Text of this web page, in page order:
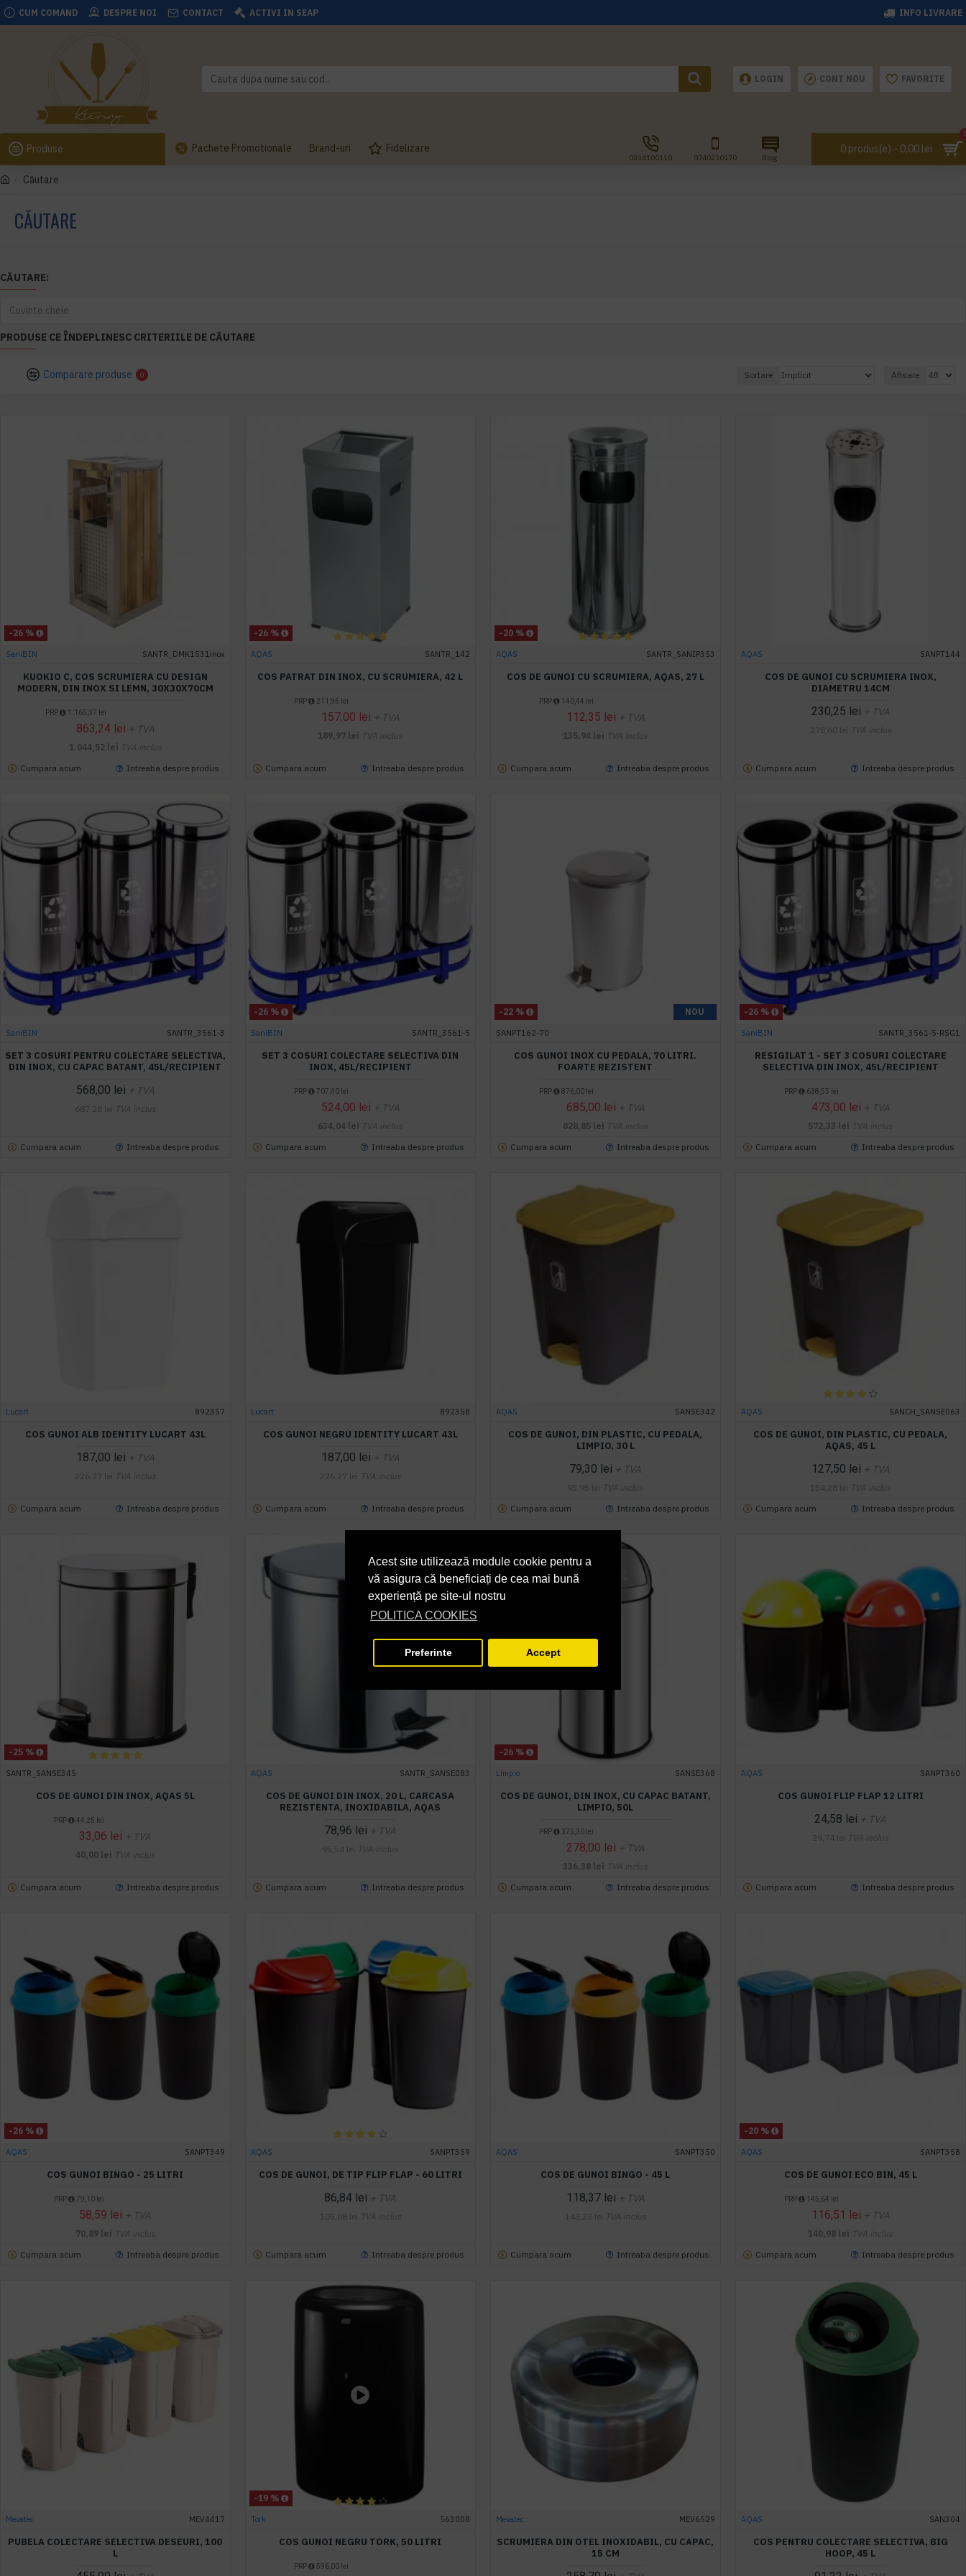
Acest site utilizează module cookie pentru a
vă asigura că beneficiați de cea mai bună
experiență pe site-ul nostru
POLITICA COOKIES
Preferinte Accept
CUM COMAND DESPRE NOI CONTACT ACTIVI IN SEAP INFO LIVRARE
LOGIN CONT NOU FAVORITE
Produse Pachete Promotionale Brand-uri Fidelizare
0314100110 0740230170 Blog
0 produs(e) - 0,00 lei
Căutare
CĂUTARE
CĂUTARE:
PRODUSE CE ÎNDEPLINESC CRITERIILE DE CĂUTARE
Comparare produse 0 Sortare Afisare
-26 %
SaniBIN SANTR_DMK1531inox
KUOKIO C, COS SCRUMIERA CU DESIGN
MODERN, DIN INOX SI LEMN, 30X30X70CM
PRP 1.165,37 lei
863,24 lei + TVA
1.044,52 lei TVA inclus
Cumpara acum
Intreaba despre produs
-26 %
AQAS SANTR_142
COS PATRAT DIN INOX, CU SCRUMIERA, 42 L
PRP 211,95 lei
157,00 lei + TVA
189,97 lei TVA inclus
Cumpara acum Intreaba despre produs
-20 %
AQAS SANTR_SANIP353
COS DE GUNOI CU SCRUMIERA, AQAS, 27 L
PRP 140,44 lei
112,35 lei + TVA
135,94 lei TVA inclus
Cumpara acum Intreaba despre produs
AQAS SANPT144
COS DE GUNOI CU SCRUMIERA INOX,
DIAMETRU 14CM
230,25 lei + TVA
278,60 lei TVA inclus
Cumpara acum Intreaba despre produs
SaniBIN SANTR_3561-3
SET 3 COSURI PENTRU COLECTARE SELECTIVA,
DIN INOX, CU CAPAC BATANT, 45L/RECIPIENT
568,00 lei + TVA
687,28 lei TVA inclus
Cumpara acum Intreaba despre produs
-26 %
SaniBIN SANTR_3561-5
SET 3 COSURI COLECTARE SELECTIVA DIN
INOX, 45L/RECIPIENT
PRP 707,40 lei
524,00 lei + TVA
634,04 lei TVA inclus
Cumpara acum
Intreaba despre produs
NOU
-22 %
SANPT162-70
COS GUNOI INOX CU PEDALA, 70 LITRI.
FOARTE REZISTENT
PRP 876,00 lei
685,00 lei + TVA
828,85 lei TVA inclus
Cumpara acum
Intreaba despre produs
-26 %
SaniBIN SANTR_3561-5-RSG1
RESIGILAT 1 - SET 3 COSURI COLECTARE
SELECTIVA DIN INOX, 45L/RECIPIENT
PRP 638,55 lei
473,00 lei + TVA
572,33 lei TVA inclus
Cumpara acum
Intreaba despre produs
Lucart 892357
COS GUNOI ALB IDENTITY LUCART 43L
187,00 lei + TVA
226,27 lei TVA inclus
Cumpara acum Intreaba despre produs
Lucart 892358
COS GUNOI NEGRU IDENTITY LUCART 43L
187,00 lei + TVA
226,27 lei TVA inclus
Cumpara acum Intreaba despre produs
AQAS SANSE342
COS DE GUNOI, DIN PLASTIC, CU PEDALA,
LIMPIO, 30 L
79,30 lei + TVA
95,95 lei TVA inclus
Cumpara acum
Intreaba despre produs
AQAS SANCH_SANSE063
COS DE GUNOI, DIN PLASTIC, CU PEDALA,
AQAS, 45 L
127,50 lei + TVA
154,28 lei TVA inclus
Cumpara acum
Intreaba despre produs
-25 %
SANTR_SANSE345
COS DE GUNOI DIN INOX, AQAS 5L
PRP 44,25 lei
33,06 lei + TVA
40,00 lei TVA inclus
Cumpara acum Intreaba despre produs
AQAS SANTR_SANSE083
COS DE GUNOI DIN INOX, 20 L, CARCASA
REZISTENTA, INOXIDABILA, AQAS
78,96 lei + TVA
95,54 lei TVA inclus
Cumpara acum Intreaba despre produs
-26 %
Limpio SANSE368
COS DE GUNOI, DIN INOX, CU CAPAC BATANT,
LIMPIO, 50L
PRP 375,30 lei
278,00 lei + TVA
336,38 lei TVA inclus
Cumpara acum
Intreaba despre produs
AQAS SANPT360
COS GUNOI FLIP FLAP 12 LITRI
24,58 lei + TVA
29,74 lei TVA inclus
Cumpara acum Intreaba despre produs
-26 %
AQAS SANPT349
COS GUNOI BINGO - 25 LITRI
PRP 79,10 lei
58,59 lei + TVA
70,89 lei TVA inclus
Cumpara acum
Intreaba despre produs
AQAS SANPT359
COS DE GUNOI, DE TIP FLIP FLAP - 60 LITRI
86,84 lei + TVA
105,08 lei TVA inclus
Cumpara acum Intreaba despre produs
AQAS SANPT350
COS DE GUNOI BINGO - 45 L
118,37 lei + TVA
143,23 lei TVA inclus
Cumpara acum Intreaba despre produs
-20 %
AQAS SANPT358
COS DE GUNOI ECO BIN, 45 L
PRP 145,64 lei
116,51 lei + TVA
140,98 lei TVA inclus
Cumpara acum
Intreaba despre produs
Mevatec MEV4417
PUBELA COLECTARE SELECTIVA DESEURI, 100
L
-19 %
Tork 563008
COS GUNOI NEGRU TORK, 50 LITRI
PRP 596,00 lei
Mevatec MEV6529
SCRUMIERA DIN OTEL INOXIDABIL, CU CAPAC,
15 CM​
AQAS SAN304
COS PENTRU COLECTARE SELECTIVA, BIG
HOOP, 45 L